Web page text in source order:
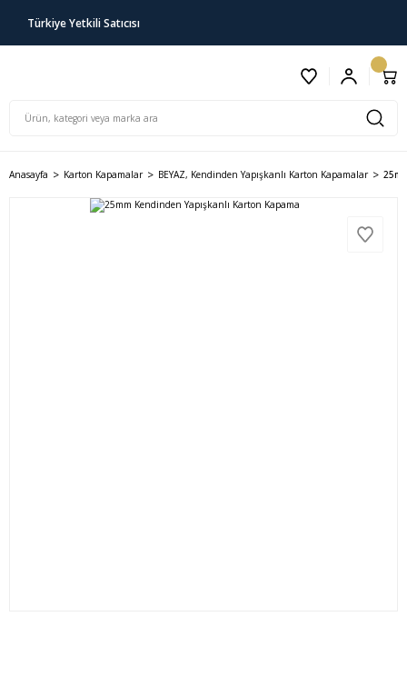
Türkiye Yetkili Satıcısı
Anasayfa Karton Kapamalar BEYAZ, Kendinden Yapışkanlı Karton Kapamalar